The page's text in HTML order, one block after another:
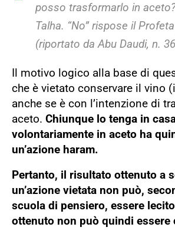
posso trasformarlo in
Talha. “No” rispose il Profeta
(riportato da Abu Daudi, n.
Il motivo logico alla base di
che è vietato conservare il vino
anche se è con l’intenzione di
aceto. Chiunque lo tenga in
volontariamente in aceto ha
un’azione haram.
Pertanto, il risultato ottenuto a
un’azione vietata non può,
scuola di pensiero, essere
ottenuto non può quindi essere